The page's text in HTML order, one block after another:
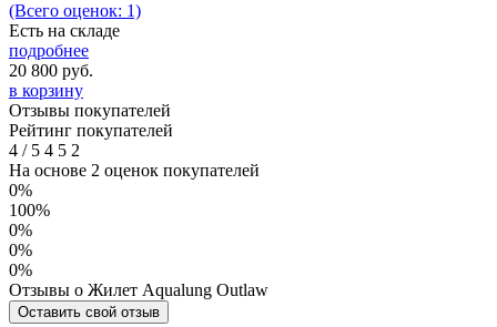
(Всего оценок: 1)
Есть на складе
подробнее
20 800 руб.
в корзину
Отзывы покупателей
Рейтинг покупателей
4 /5 4 5 2
На основе 2 оценок покупателей
0%
100%
0%
0%
0%
Отзывы о Жилет Aqualung Outlaw
Оставить свой отзыв